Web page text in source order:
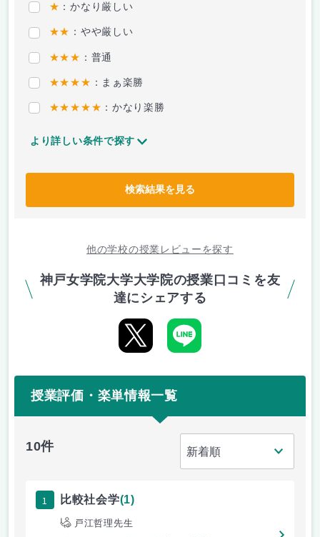
★ ：かなり厳しい
★★ ：やや厳しい
★★★ ：普通
★★★★ ：まぁ楽勝
★★★★★ ：かなり楽勝
より詳しい条件で探す
検索結果を見る
他の学校の授業レビューを探す
神戸女学院大学大学院の授業口コミを友
達にシェアする
授業評価・楽単情報一覧
10件
1 比較社会学(1)
戸江哲理先生